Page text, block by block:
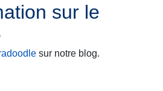
sur le
sur notre blog.